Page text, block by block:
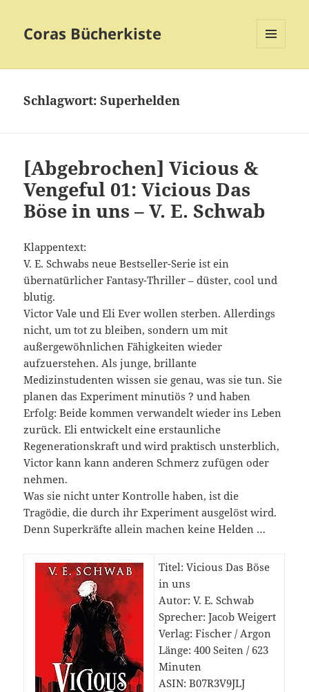
Coras Bücherkiste
Schlagwort:Superhelden
[Abgebrochen] Vicious &
Vengeful 01: Vicious Das
Böse in uns – V. E. Schwab
Klappentext:
V. E. Schwabs neue Bestseller-Serie ist ein
übernatürlicher Fantasy-Thriller – düster, cool und
blutig.
Victor Vale und Eli Ever wollen sterben. Allerdings
nicht, um tot zu bleiben, sondern um mit
außergewöhnlichen Fähigkeiten wieder
aufzuerstehen. Als junge, brillante
Medizinstudenten wissen sie genau, was sie tun. Sie
planen das Experiment minutiös ­? und haben
Erfolg: Beide kommen verwandelt wieder ins Leben
zurück. Eli entwickelt eine erstaunliche
Regenerationskraft und wird praktisch unsterblich,
Victor kann kann anderen Schmerz zufügen oder
nehmen.
Was sie nicht unter Kontrolle haben, ist die
Tragödie, die durch ihr Experiment ausgelöst wird.
Denn Superkräfte allein machen keine Helden …
Titel: Vicious Das Böse
in uns
Autor: V. E. Schwab
Sprecher: Jacob Weigert
Verlag: Fischer / Argon
Länge: 400 Seiten / 623
Minuten
ASIN: B07R3V9JLJ